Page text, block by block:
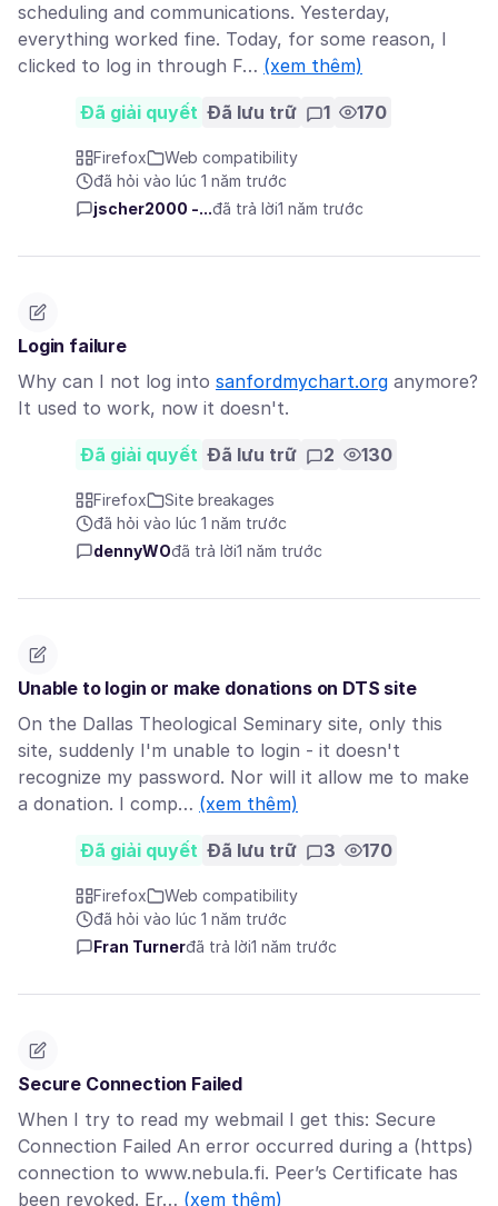
scheduling and communications. Yesterday,
everything worked fine. Today, for some reason, I
clicked to log in through F… (xem thêm)
Đã giải quyết Đã lưu trữ 1 170
Firefox
Web compatibility
đã hỏi vào lúc 1 năm trước
jscher2000 -...đã trả lời1 năm trước
Login failure
Why can I not log into sanfordmychart.org anymore?
It used to work, now it doesn't.
Đã giải quyết Đã lưu trữ 2 130
Firefox
Site breakages
đã hỏi vào lúc 1 năm trước
dennyWOđã trả lời1 năm trước
Unable to login or make donations on DTS site
On the Dallas Theological Seminary site, only this
site, suddenly I'm unable to login - it doesn't
recognize my password. Nor will it allow me to make
a donation. I comp… (xem thêm)
Đã giải quyết Đã lưu trữ 3 170
Firefox
Web compatibility
đã hỏi vào lúc 1 năm trước
Fran Turnerđã trả lời1 năm trước
Secure Connection Failed
When I try to read my webmail I get this: Secure
Connection Failed An error occurred during a (https)
connection to www.nebula.fi. Peer’s Certificate has
been revoked. Er… (xem thêm)